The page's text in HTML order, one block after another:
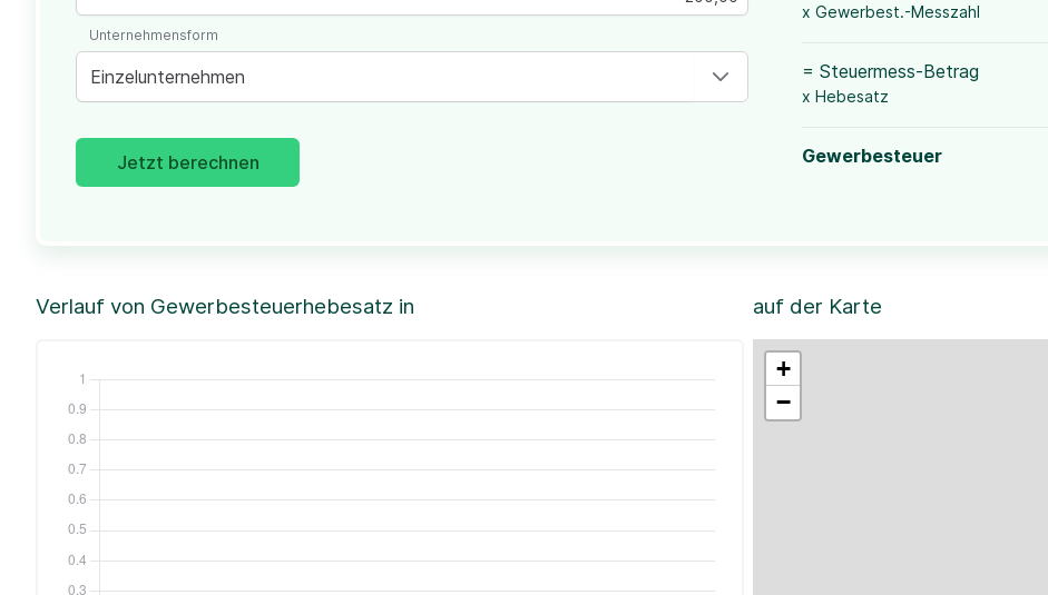
Einzelunternehmen
Unternehmensform
Jetzt berechnen
x Gewerbest.-Messzahl
= Steuermess-Betrag
x Hebesatz
Gewerbesteuer
Verlauf von Gewerbesteuerhebesatz in auf der Karte
+
−